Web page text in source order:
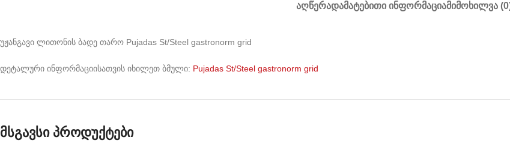
ᲐᲦᲬᲔᲠᲐᲓᲐᲛᲐᲢᲔᲑᲘᲗᲘ ᲘᲜᲤᲝᲠᲛᲐᲪᲘᲐᲛᲘᲛᲝᲮᲘᲚᲕᲐ
უჟანგავი ლითონის ბადე თარო Pujadas St/Steel gastronorm grid
დეტალური ინფორმაციისათვის იხილეთ ბმული: Pujadas St/Steel gastronorm grid
მსგავსი პროდუქტები